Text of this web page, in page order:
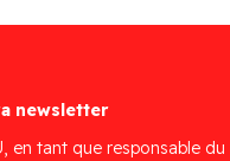
newsletter
en tant que responsable du